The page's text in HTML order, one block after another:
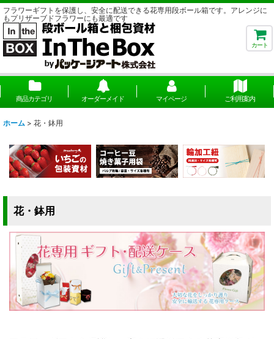
フラワーギフトを保護し、安全に配送できる花専用段ボール箱です。アレンジに
もプリザーブドフラワーにも最適です
カート
商品カテゴリ オーダーメイド マイページ ご利用案内
ホーム > 花・鉢用
花・鉢用